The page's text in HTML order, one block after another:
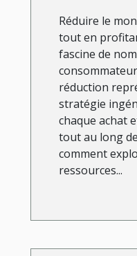
Réduire le
tout en
fascine de
réduction
stratégie
chaque achat
tout au long
comment
ressources...